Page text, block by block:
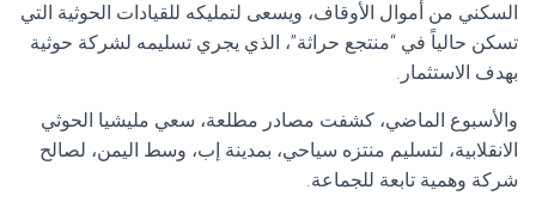
السكني من أموال الأوقاف، ويسعى لتمليكه للقيادات الحوثية التي
تسكن حالياً في “منتجع حراثة”، الذي يجري تسليمه لشركة حوثية
بهدف الاستثمار.
والأسبوع الماضي، كشفت مصادر مطلعة، سعي مليشيا الحوثي
الانقلابية، لتسليم منتزه سياحي، بمدينة إب، وسط اليمن، لصالح
شركة وهمية تابعة للجماعة.